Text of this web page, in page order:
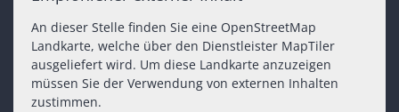
An dieser Stelle finden Sie eine OpenStreetMap
Landkarte, welche über den Dienstleister MapTiler
ausgeliefert wird. Um diese Landkarte anzuzeigen
müssen Sie der Verwendung von externen Inhalten
zustimmen.